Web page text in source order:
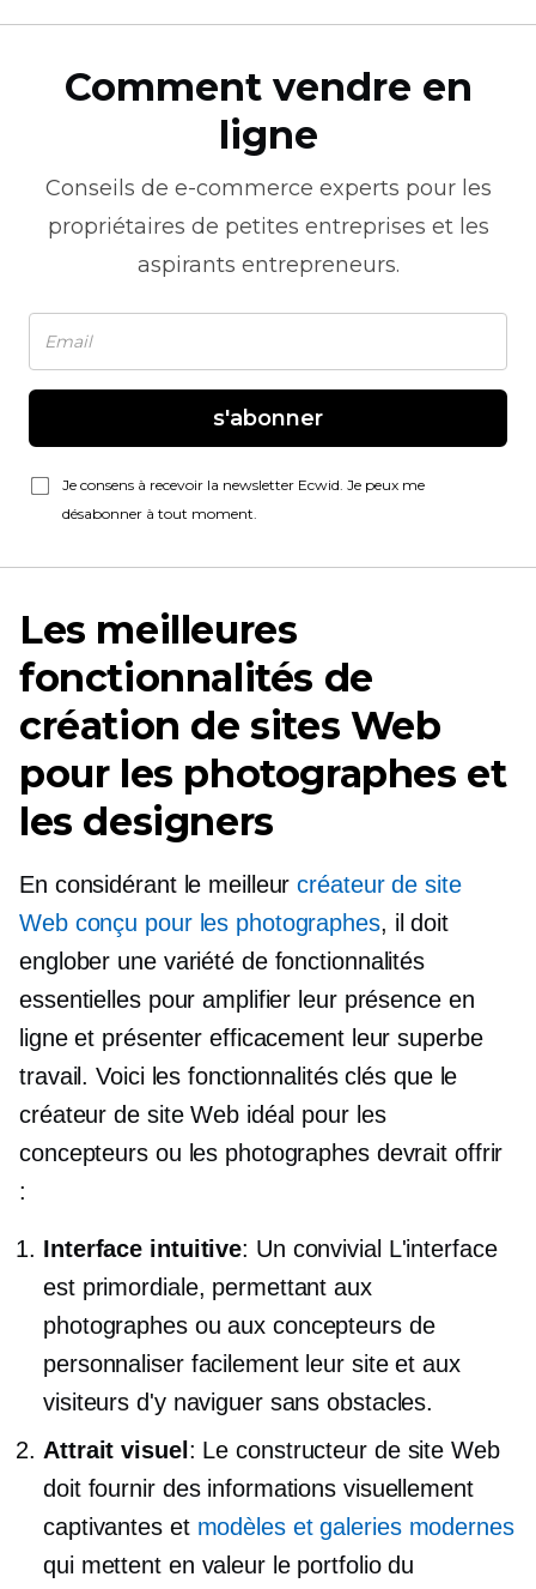
Comment vendre en
ligne
Conseils de e-commerce experts pour les
propriétaires de petites entreprises et les
aspirants entrepreneurs.
s'abonner
Je consens à recevoir la newsletter Ecwid. Je peux me
désabonner à tout moment.
Les meilleures
fonctionnalités de
création de sites Web
pour les photographes et
les designers
En considérant le meilleurcréateur de site
Web conçu pour les photographes, il doit
englober une variété de fonctionnalités
essentielles pour amplifier leur présence en
ligne et présenter efficacement leur superbe
travail. Voici les fonctionnalités clés que le
créateur de site Web idéal pour les
concepteurs ou les photographes devrait offrir
:
Interface intuitive: Un convivial L'interface
est primordiale, permettant aux
photographes ou aux concepteurs de
personnaliser facilement leur site et aux
visiteurs d'y naviguer sans obstacles.
Attrait visuel : Le constructeur de site Web
doit fournir des informations visuellement
captivantes et modèles et galeries modernes
qui mettent en valeur le portfolio du